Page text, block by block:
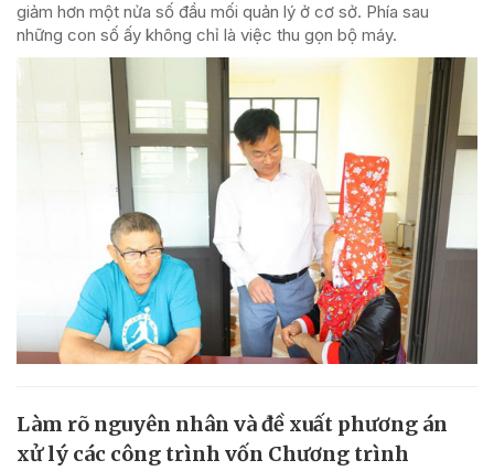
giảm hơn một nửa số đầu mối quản lý ở cơ sở. Phía sau
những con số ấy không chỉ là việc thu gọn bộ máy.
Làm rõ nguyên nhân và đề xuất phương án
xử lý các công trình vốn Chương trình